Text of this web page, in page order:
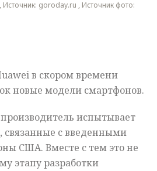
Источник: goroday.ru , Источник фото:
в скором времени
новые модели смартфонов.
испытывает
связанные с введенными
США. Вместе с тем это не
этапу разработки